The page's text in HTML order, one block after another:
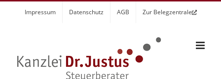
Impressum Datenschutz AGB Zur Belegzentrale